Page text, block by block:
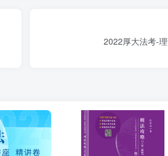
2022厚大法考-